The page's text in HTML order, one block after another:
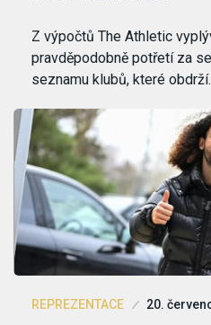
Z výpočtů The Athletic
pravděpodobně potřetí za
seznamu klubů, které
REPREZENTACE 20.